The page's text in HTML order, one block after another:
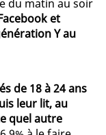
du matin au soir
et
Y au
de 18 à 24 ans
leur lit, au
quel autre